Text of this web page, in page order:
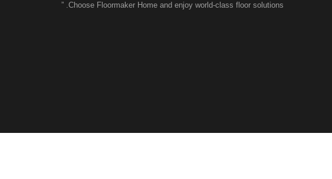
Choose Floormaker Home and enjoy world-class floor solutions. ”